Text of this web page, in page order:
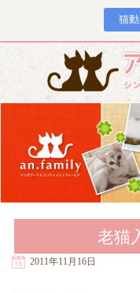
猫
老猫
2011年11月16日